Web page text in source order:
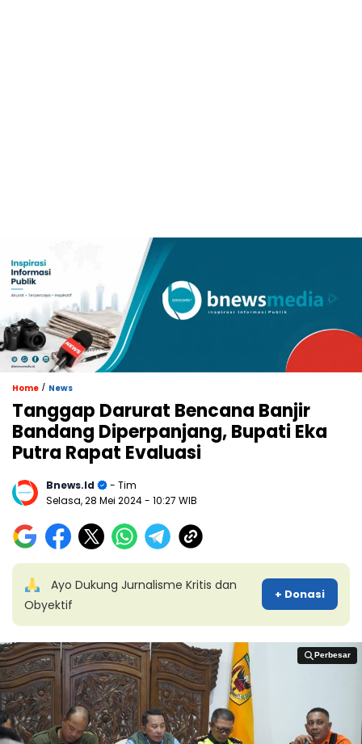
Home / News
Tanggap Darurat Bencana Banjir
Bandang Diperpanjang, Bupati Eka
Putra Rapat Evaluasi
Bnews.id
- Tim
Selasa, 28 Mei 2024- 10:27 WIB
Ayo Dukung Jurnalisme Kritis dan
Obyektif
+ Donasi
Perbesar
Perbesar